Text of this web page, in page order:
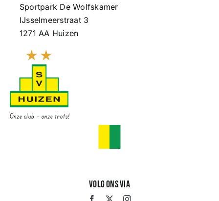
Sportpark De Wolfskamer
IJsselmeerstraat 3
1271 AA Huizen
Onze club – onze trots!
Volg ons via